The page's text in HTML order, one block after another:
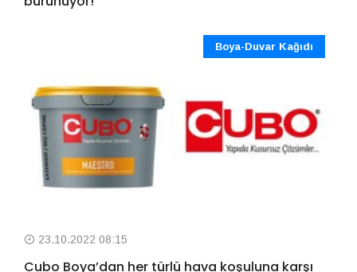
Boya-Duvar Kağıdı
23.10.2022 08:15
Cubo Boya’dan her türlü hava koşuluna karşı